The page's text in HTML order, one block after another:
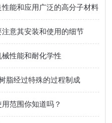
能和应用广泛的高分子材料
意其安装和使用的细节
性能和耐化学性
脂经过特殊的过程制成
范围你知道吗？